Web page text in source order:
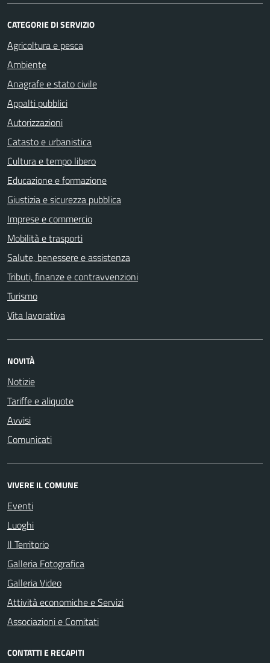
CATEGORIE DI SERVIZIO
Agricoltura e pesca
Ambiente
Anagrafe e stato civile
Appalti pubblici
Autorizzazioni
Catasto e urbanistica
Cultura e tempo libero
Educazione e formazione
Giustizia e sicurezza pubblica
Imprese e commercio
Mobilità e trasporti
Salute, benessere e assistenza
Tributi, finanze e contravvenzioni
Turismo
Vita lavorativa
NOVITÀ
Notizie
Tariffe e aliquote
Avvisi
Comunicati
VIVERE IL COMUNE
Eventi
Luoghi
Il Territorio
Galleria Fotografica
Galleria Video
Attività economiche e Servizi
Associazioni e Comitati
CONTATTI E RECAPITI